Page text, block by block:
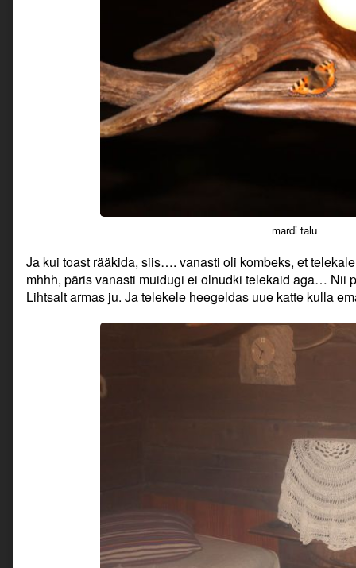
mardi talu
Ja kui toast rääkida, siis…. vanasti oli kombeks, et
mhhh, päris vanasti muidugi ei olnudki telekaid aga… Nii
Lihtsalt armas ju. Ja telekele heegeldas uue katte kulla